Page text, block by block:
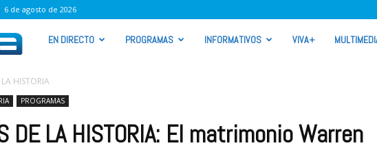
6 de agosto de 2026
VIVA
RADIO
EN DIRECTO PROGRAMAS INFORMATIVOS VIVA+
HISTORIA
PROGRAMAS
DE LA HISTORIA: El matrimonio Warren